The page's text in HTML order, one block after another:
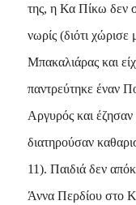
της, η Κα Πίκω δεν
νωρίς (διότι
Μπακαλιάρας και
παντρεύτηκε έναν
Αργυρός και
διατηρούσαν
11). Παιδιά δεν
Άννα Περδίου στο